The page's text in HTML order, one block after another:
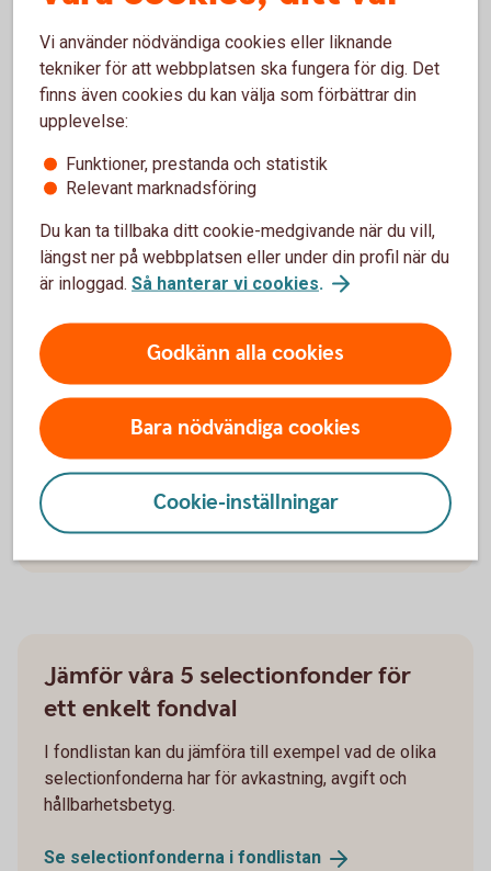
En selectionfond är det enda du
behöver
Vad innehåller en selectionfond?
Selectionfonderna investerar i andra fonder. Här kan
du se hur ditt sparande är investerat beroende på
vilket belopp och vilken selectionfond du valt.
Så fördelassparpengarna
Jämför våra 5 selectionfonder för
ett enkelt fondval
I fondlistan kan du jämföra till exempel vad de olika
selectionfonderna har för avkastning, avgift och
hållbarhetsbetyg.
Se selectionfonderna i fondlistan
Vi använder nödvändiga cookies eller liknande
tekniker för att webbplatsen ska fungera för dig. Det
finns även cookies du kan välja som förbättrar din
upplevelse:
Funktioner, prestanda och statistik
Relevant marknadsföring
Du kan ta tillbaka ditt cookie-medgivande när du vill,
längst ner på webbplatsen eller under din profil när du
är inloggad. Så hanterar vi cookies.
Godkänn alla cookies
Bara nödvändiga cookies
Cookie-inställningar